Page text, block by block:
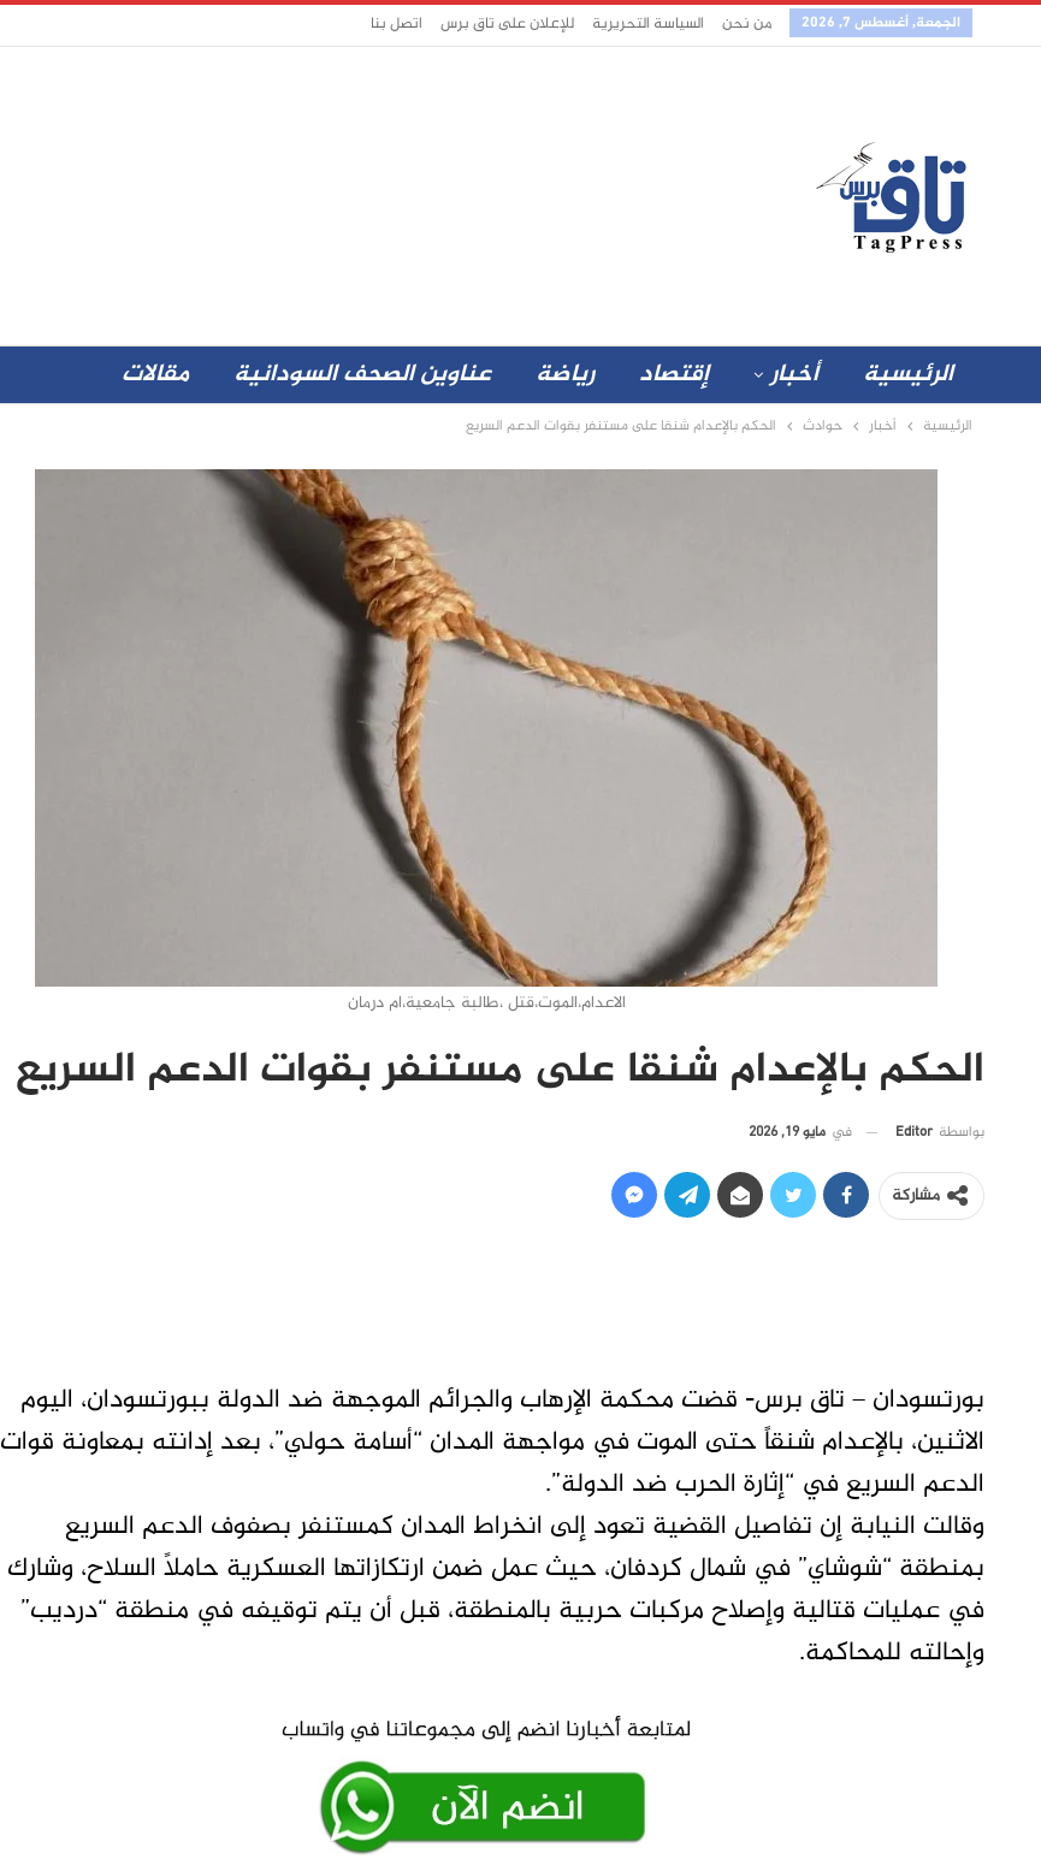
الجمعة, أغسطس 7, 2026 من نحن السياسة التحريرية للإعلان على تاق برس اتصل بنا
الرئيسية أخبار إقتصاد رياضة عناوين الصحف السودانية مقالات
الرئيسية أخبار حوادث الحكم بالإعدام شنقا على مستنفر بقوات الدعم السريع
الاعدام،الموت،قتل ،طالبة جامعية،ام درمان
الحكم بالإعدام شنقا على مستنفر بقوات الدعم السريع
بواسطة Editor في مايو 19, 2026
مشاركة
بورتسودان – تاق برس- قضت محكمة الإرهاب والجرائم الموجهة ضد الدولة ببورتسودان، اليوم
الاثنين، بالإعدام شنقاً حتى الموت في مواجهة المدان “أسامة حولي”، بعد إدانته بمعاونة قوات
الدعم السريع في “إثارة الحرب ضد الدولة”.
وقالت النيابة إن تفاصيل القضية تعود إلى انخراط المدان كمستنفر بصفوف الدعم السريع
بمنطقة “شوشاي” في شمال كردفان، حيث عمل ضمن ارتكازاتها العسكرية حاملاً السلاح، وشارك
في عمليات قتالية وإصلاح مركبات حربية بالمنطقة، قبل أن يتم توقيفه في منطقة “درديب”
وإحالته للمحاكمة.